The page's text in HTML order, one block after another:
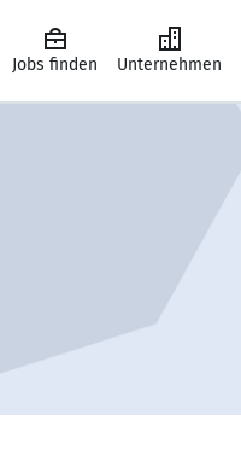
Jobs finden Unternehmen